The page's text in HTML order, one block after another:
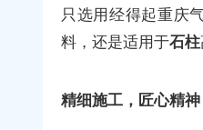
只选用经得起重庆
料，还是适用于石柱
精细施工，匠心精神